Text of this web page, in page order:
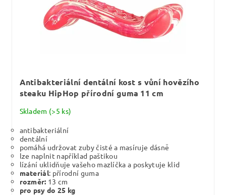
Antibakteriální dentální kost s vůní hovězího
steaku HipHop přírodní guma 11 cm
Skladem (>5 ks)
antibakteriální
dentální
pomáhá udržovat zuby čisté a masíruje dásně
lze naplnit například paštikou
lízání uklidňuje vašeho mazlíčka a poskytuje klid
materiál: přírodní guma
rozměr: 13 cm
pro psy do 25 kg